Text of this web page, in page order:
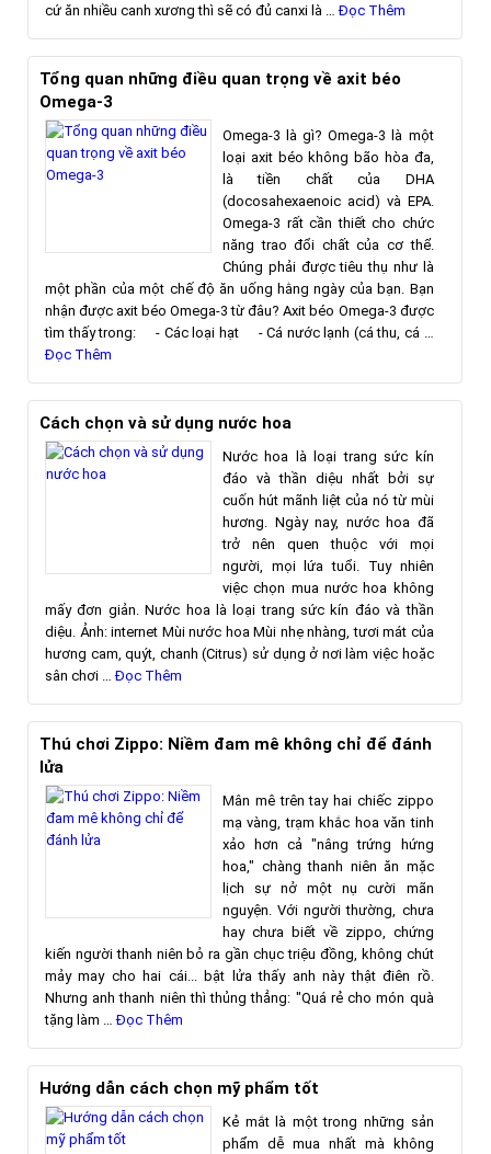
cứ ăn nhiều canh xương thì sẽ có đủ canxi là …Đọc Thêm
Tổng quan những điều quan trọng về axit béo
Omega-3
Omega-3 là gì? Omega-3 là một
loại axit béo không bão hòa đa,
là tiền chất của DHA
(docosahexaenoic acid) và EPA.
Omega-3 rất cần thiết cho chức
năng trao đổi chất của cơ thể.
Chúng phải được tiêu thụ như là
một phần của một chế độ ăn uống hằng ngày của bạn. Bạn
nhận được axit béo Omega-3 từ đâu? Axit béo Omega-3 được
tìm thấy trong: - Các loại hạt - Cá nước lạnh (cá thu, cá …
Đọc Thêm
Cách chọn và sử dụng nước hoa
Nước hoa là loại trang sức kín
đáo và thần diệu nhất bởi sự
cuốn hút mãnh liệt của nó từ mùi
hương. Ngày nay, nước hoa đã
trở nên quen thuộc với mọi
người, mọi lứa tuổi. Tuy nhiên
việc chọn mua nước hoa không
mấy đơn giản. Nước hoa là loại trang sức kín đáo và thần
diệu. Ảnh: internet Mùi nước hoa Mùi nhẹ nhàng, tươi mát của
hương cam, quýt, chanh (Citrus) sử dụng ở nơi làm việc hoặc
sân chơi …Đọc Thêm
Thú chơi Zippo: Niềm đam mê không chỉ để đánh
lửa
Mân mê trên tay hai chiếc zippo
mạ vàng, trạm khắc hoa văn tinh
xảo hơn cả "nâng trứng hứng
hoa," chàng thanh niên ăn mặc
lịch sự nở một nụ cười mãn
nguyện. Với người thường, chưa
hay chưa biết về zippo, chứng
kiến người thanh niên bỏ ra gần chục triệu đồng, không chút
mảy may cho hai cái... bật lửa thấy anh này thật điên rồ.
Nhưng anh thanh niên thì thủng thẳng: "Quá rẻ cho món quà
tặng làm …Đọc Thêm
Hướng dẫn cách chọn mỹ phẩm tốt
Kẻ mắt là một trong những sản
phẩm dễ mua nhất mà không